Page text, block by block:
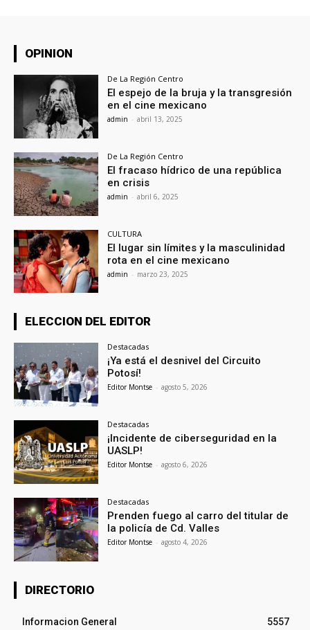
OPINION
De La Región Centro
El espejo de la bruja y la transgresión
en el cine mexicano
admin - abril 13, 2025
De La Región Centro
El fracaso hídrico de una república
en crisis
admin - abril 6, 2025
CULTURA
El lugar sin límites y la masculinidad
rota en el cine mexicano
admin - marzo 23, 2025
ELECCION DEL EDITOR
Destacadas
¡Ya está el desnivel del Circuito
Potosí!
Editor Montse - agosto 5, 2026
Destacadas
¡Incidente de ciberseguridad en la
UASLP!
Editor Montse - agosto 6, 2026
Destacadas
Prenden fuego al carro del titular de
la policía de Cd. Valles
Editor Montse - agosto 4, 2026
DIRECTORIO
Informacion General 5557